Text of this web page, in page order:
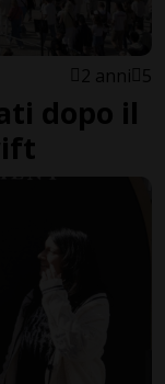
2 anni 5
dopo il